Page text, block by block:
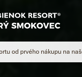
nákupu na našom webe.